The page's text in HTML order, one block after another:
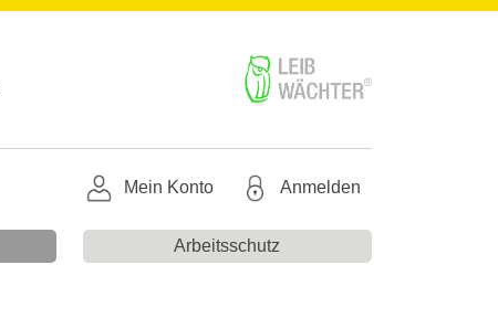
Mein Konto Anmelden
Arbeitsschutz